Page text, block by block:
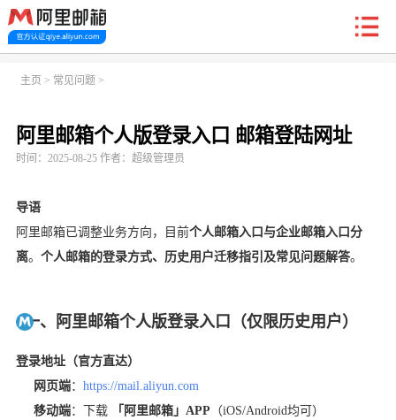
首页 阿里企业邮箱 收费标准
常见问题
主页 > 常见问题 >
阿里邮箱个人版登录入口 邮箱登陆网址
时间：2025-08-25 作者：超级管理员
导语
阿里邮箱已调整业务方向，目前个人邮箱入口与企业邮箱入口分
离。 个人邮箱的登录方式、历史用户迁移指引及常见问题解答。
一、阿里邮箱个人版登录入口（仅限历史用户）
登录地址（官方直达）
网页端： https://mail.aliyun.com
移动端：下载 「阿里邮箱」APP （iOS/Android均可）